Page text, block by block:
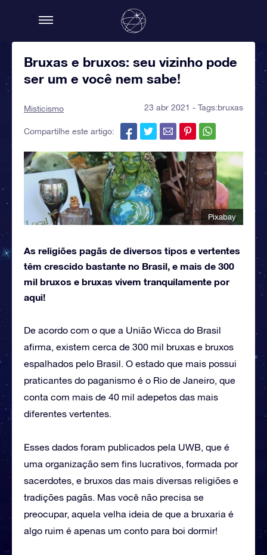
Bruxas e bruxos: seu vizinho pode
ser um e você nem sabe!
Misticismo 23 abr 2021 - Tags:bruxas
Compartilhe este artigo:
Pixabay
As religiões pagãs de diversos tipos e vertentes
têm crescido bastante no Brasil, e mais de 300
mil bruxos e bruxas vivem tranquilamente por
aqui!
De acordo com o que a União Wicca do Brasil
afirma, existem cerca de 300 mil bruxas e bruxos
espalhados pelo Brasil. O estado que mais possui
praticantes do paganismo é o Rio de Janeiro, que
conta com mais de 40 mil adepetos das mais
diferentes vertentes.
Esses dados foram publicados pela UWB, que é
uma organização sem fins lucrativos, formada por
sacerdotes, e bruxos das mais diversas religiões e
tradições pagãs. Mas você não precisa se
preocupar, aquela velha ideia de que a bruxaria é
algo ruim é apenas um conto para boi dormir!